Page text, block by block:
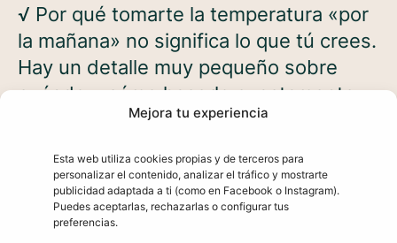
Mejora tu experiencia
Esta web utiliza cookies propias y de terceros para
personalizar el contenido, analizar el tráfico y mostrarte
publicidad adaptada a ti (como en Facebook o Instagram).
Puedes aceptarlas, rechazarlas o configurar tus
preferencias.
√ Por qué tomarte la temperatura «por
la mañana» no significa lo que tú crees.
Hay un detalle muy pequeño sobre
cuándo y cómo hacerlo exactamente,
que la mayoría de mujeres ignora, y
registrando hasta ahora.